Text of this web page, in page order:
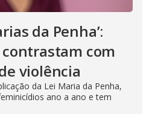
da Penha’:
com
violência
da Lei Maria da Penha,
ano a ano e tem